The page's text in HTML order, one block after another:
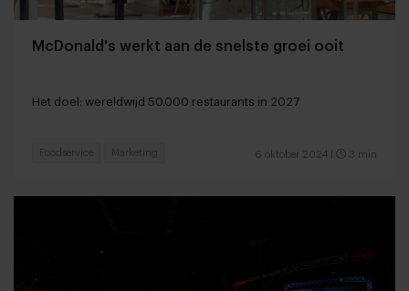
McDonald's werkt aan de snelste groei ooit
Het doel: wereldwijd 50.000 restaurants in 2027
6 oktober 2024 3 min
Foodservice Marketing